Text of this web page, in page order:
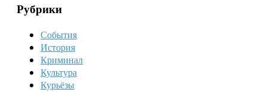
Рубрики
События
История
Криминал
Культура
Курьёзы